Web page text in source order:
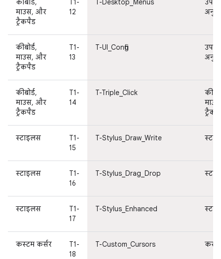
कीबोर्ड,
माउस, और
ट्रैकपैड
T1-
12
T-Desktop_Menus
कीबोर्ड,
माउस, और
ट्रैकपैड
T1-
13
T-UI_Config
कीबोर्ड,
माउस, और
ट्रैकपैड
T1-
14
T-Triple_Click
स्टाइलस
T1-
15
T-Stylus_Draw_Write
स्टाइलस
T1-
16
T-Stylus_Drag_Drop
स्टाइलस
T1-
17
T-Stylus_Enhanced
कस्टम कर्सर
T1-
18
T-Custom_Cursors कर्सर